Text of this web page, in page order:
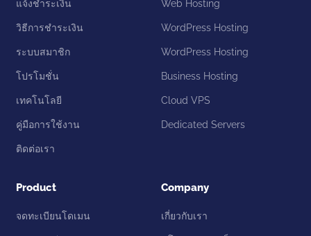
แจ้งชำระเงิน
วิธีการชำระเงิน
ระบบสมาชิก
โปรโมชั่น
เทคโนโลยี
คู่มือการใช้งาน
ติดต่อเรา
Web Hosting
WordPress Hosting
WordPress Hosting
Business Hosting
Cloud VPS
Dedicated Servers
Product
จดทะเบียนโดเมน
Company
เกี่ยวกับเรา